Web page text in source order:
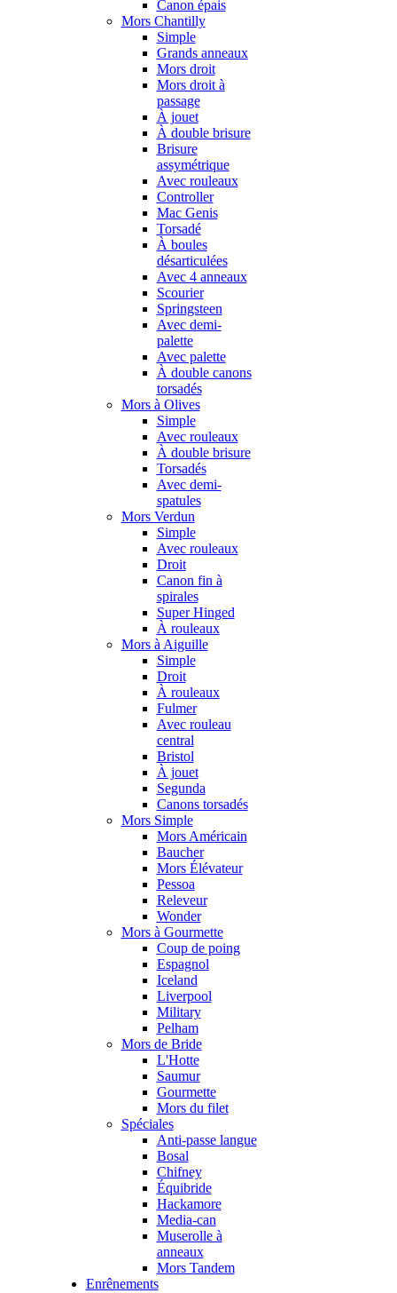
Canon épais
Mors Chantilly
Simple
Grands anneaux
Mors droit
Mors droit à
passage
À jouet
À double brisure
Brisure
assymétrique
Avec rouleaux
Controller
Mac Genis
Torsadé
À boules
désarticulées
Avec 4 anneaux
Scourier
Springsteen
Avec demi-
palette
Avec palette
À double canons
torsadés
Mors à Olives
Simple
Avec rouleaux
À double brisure
Torsadés
Avec demi-
spatules
Mors Verdun
Simple
Avec rouleaux
Droit
Canon fin à
spirales
Super Hinged
À rouleaux
Mors à Aiguille
Simple
Droit
À rouleaux
Fulmer
Avec rouleau
central
Bristol
À jouet
Segunda
Canons torsadés
Mors Simple
Mors Américain
Baucher
Mors Élévateur
Pessoa
Releveur
Wonder
Mors à Gourmette
Coup de poing
Espagnol
Iceland
Liverpool
Military
Pelham
Mors de Bride
L'Hotte
Saumur
Gourmette
Mors du filet
Spéciales
Anti-passe langue
Bosal
Chifney
Équibride
Hackamore
Media-can
Muserolle à
anneaux
Mors Tandem
Enrênements